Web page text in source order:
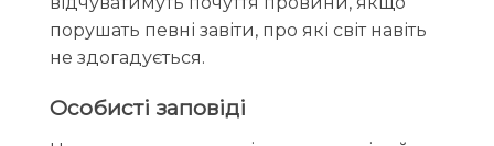
порушать певні завіти, про які світ навіть
не здогадується.
Особисті заповіді